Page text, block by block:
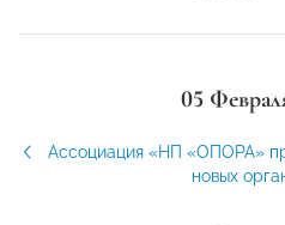
05
Ассоциация «НП «ОПОРА»
новых